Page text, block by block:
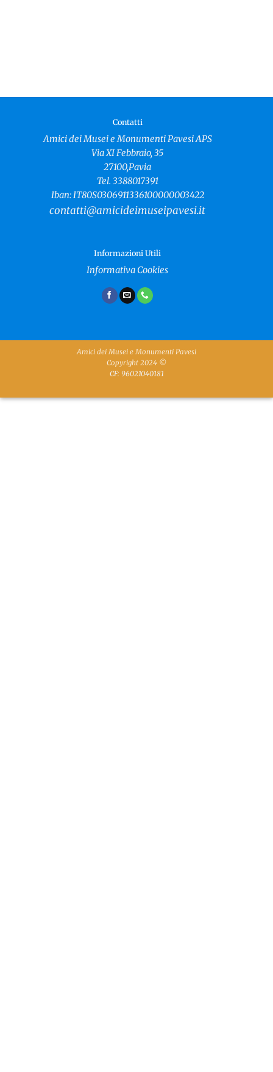
Contatti
Amici dei Musei e Monumenti Pavesi APS
Via XI Febbraio, 35
27100,Pavia
Tel. 3388017391
Iban: IT80S0306911336100000003422
contatti@amicideimuseipavesi.it
Informazioni Utili
Informativa Cookies
Amici dei Musei e Monumenti Pavesi
Copyright 2024 ©
CF: 96021040181